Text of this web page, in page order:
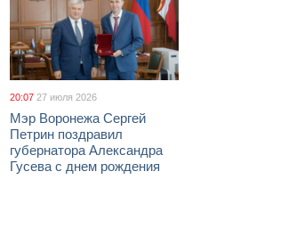
20:07 27 июля 2026
Мэр Воронежа Сергей
Петрин поздравил
губернатора Александра
Гусева с днем рождения